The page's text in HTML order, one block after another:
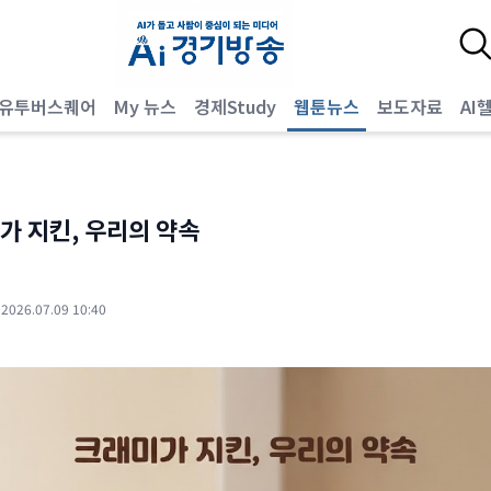
투버스퀘어 My 뉴스 경제Study 웹툰뉴스 보도자료 AI
지킨, 우리의 약속
2026.07.09 10:40